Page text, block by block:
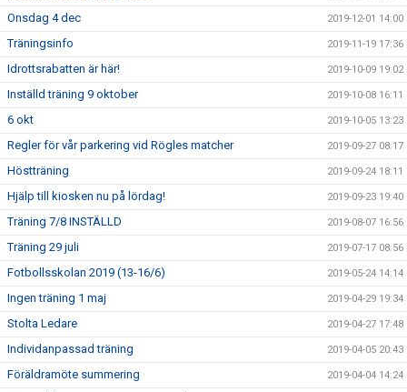
Onsdag 4 dec 2019-12-01 14:00
Träningsinfo 2019-11-19 17:36
Idrottsrabatten är här! 2019-10-09 19:02
Inställd träning 9 oktober 2019-10-08 16:11
6 okt 2019-10-05 13:23
Regler för vår parkering vid Rögles matcher 2019-09-27 08:17
Höstträning 2019-09-24 18:11
Hjälp till kiosken nu på lördag! 2019-09-23 19:40
Träning 7/8 INSTÄLLD 2019-08-07 16:56
Träning 29 juli 2019-07-17 08:56
Fotbollsskolan 2019 (13-16/6) 2019-05-24 14:14
Ingen träning 1 maj 2019-04-29 19:34
Stolta Ledare 2019-04-27 17:48
Individanpassad träning 2019-04-05 20:43
Föräldramöte summering 2019-04-04 14:24